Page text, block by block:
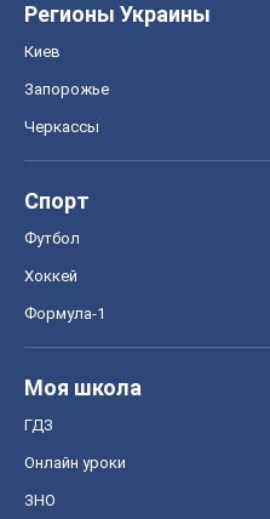
Регионы Украины
Киев
Запорожье
Черкассы
Спорт
Футбол
Хоккей
Формула-1
Моя школа
ГДЗ
Онлайн уроки
ЗНО